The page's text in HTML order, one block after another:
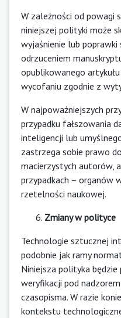
W zależności od powagi
niniejszej polityki może
wyjaśnienie lub
odrzuceniem
opublikowanego
wycofaniu zgodnie z
W najpoważniejszych
przypadku fałszowania
inteligencji lub
zastrzega sobie prawo
macierzystych autorów,
przypadkach – organów
rzetelności naukowej.
Zmiany w polityce
Technologie sztucznej
podobnie jak ramy
Niniejsza polityka
weryfikacji pod
czasopisma. W razie
kontekstu